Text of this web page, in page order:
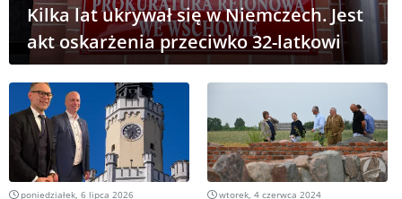
Kilka lat ukrywał się w Niemczech. Jest
akt oskarżenia przeciwko 32-latkowi
poniedziałek, 6 lipca 2026 wtorek, 4 czerwca 2024